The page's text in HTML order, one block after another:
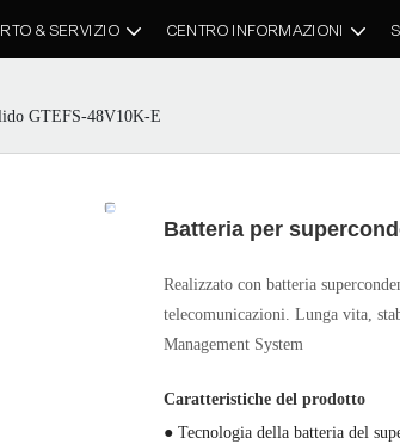
& SERVIZIO CENTRO INFORMAZIONI
GTEFS-48V10K-E
Batteria per
Realizzato con batteria
telecomunicazioni. Lunga vita,
Management System
Caratteristiche del prodotto
● Tecnologia della batteria del